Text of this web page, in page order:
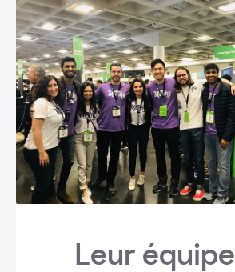
Leur équipe